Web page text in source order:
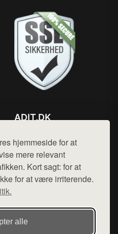
hjemmeside for at
mere relevant
Kort sagt: for at
for at være irriterende.
alle
ADIT.DK
Mail: hej@want.dk
Cookie- og privatlivspolitik
der udgiver en række
af forskellige produkter fra